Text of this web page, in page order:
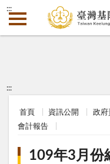
:::
:::
首頁 資訊公開 政府
會計報告
109年3月份